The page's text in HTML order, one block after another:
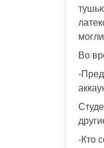
Во
-
-Кто